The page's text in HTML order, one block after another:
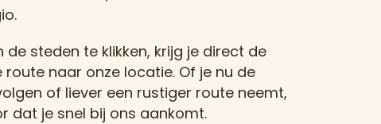
de steden te klikken, krijg je direct de
naar onze locatie. Of je nu de
of liever een rustiger route neemt,
dat je snel bij ons aankomt.